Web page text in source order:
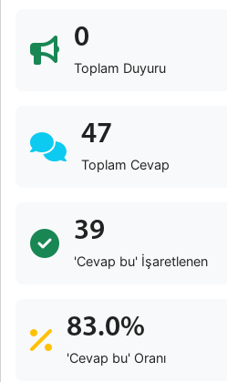
0
Toplam Duyuru
47
Toplam Cevap
39
'Cevap bu' İşaretlenen
83.0%
'Cevap bu' Oranı